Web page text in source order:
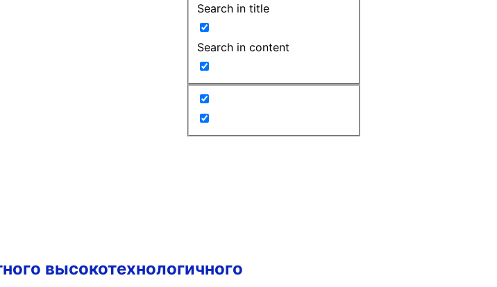
Search in title
Search in content
высокотехнологичного